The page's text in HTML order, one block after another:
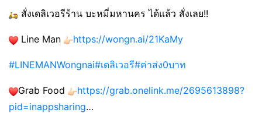
สั่งเดลิเวอรีร้าน บะหมี่มหานคร ได้แล้ว สั่งเลย!!
Line Man https://wongn.ai/21KaMy
#LINEMANWongnai#เดลิเวอรี#ค่าส่ง0บาท
Grab Food
https://grab.onelink.me/2695613898?
pid=inappsharing…